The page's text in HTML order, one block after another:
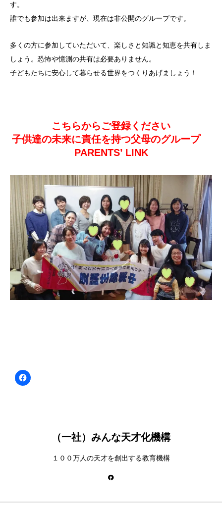
す。
誰でも参加は出来ますが、現在は非公開のグループです。
多くの方に参加していただいて、楽しさと知識と知恵を共有しま
しょう。恐怖や憶測の共有は必要ありません。
子どもたちに安心して暮らせる世界をつくりあげましょう！
こちらからご登録ください
子供達の未来に責任を持つ父母のグループ
PARENTS’ LINK
（一社）みんな天才化機構
１００万人の天才を創出する教育機構